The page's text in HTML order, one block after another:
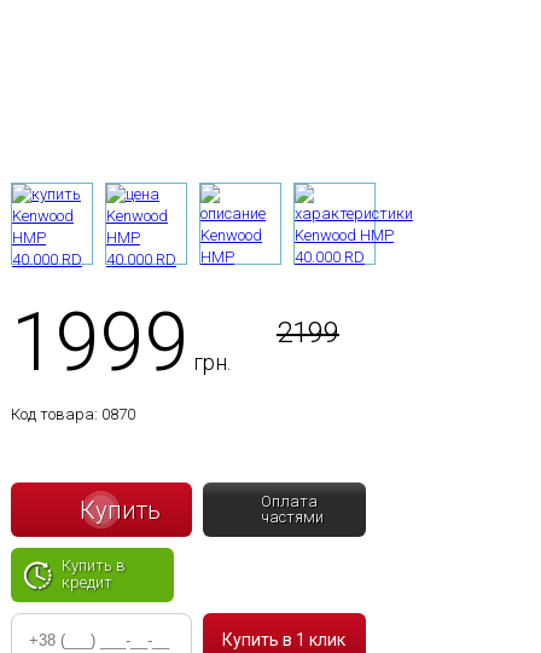
2199
1999 грн.
Код товара: 0870
Купить
Оплата
частями
Купить в
кредит